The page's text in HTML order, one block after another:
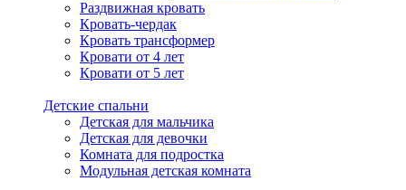
Раздвижная кровать
Кровать-чердак
Кровать трансформер
Кровати от 4 лет
Кровати от 5 лет
Детские спальни
Детская для мальчика
Детская для девочки
Комната для подростка
Модульная детская комната